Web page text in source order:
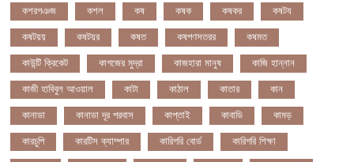
কশরগঞজ কশল কষ কষক কষকর কষটয
কষটয়য় কষটয়র কষত কষপণসতরর কষমত
কাউন্টি ক্রিকেট কাগজের মুদ্রা কাজহারা মানুষ কাজি হান্নান
কাজী হাবিবুল আওয়াল কাটা কাঠাল কাতার কান
কানাডা কানাডা দূর পরবাস কাপ্তাই কাবাডি কামড়
কারচুপি কারটিস ক্যাম্পার কারিগরি বোর্ড কারিগরি শিক্ষা